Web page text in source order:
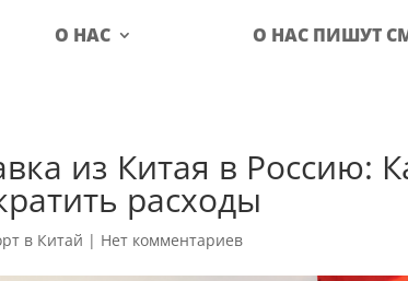
О НАС О НАС ПИШУТ
из Китая в Россию:
расходы
в Китай | Нет комментариев